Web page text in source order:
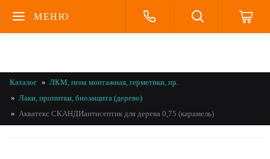
МЕНЮ
Каталог
ЛКМ, пена монтажная, герметики, пр.
Лаки, пропитки, биозащита (дерево)
Акватекс СКАНДИантисептик для дерева 0,75 (карамель)